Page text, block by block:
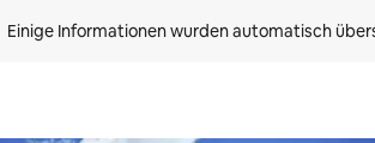
Einige Informationen wurden automatisch